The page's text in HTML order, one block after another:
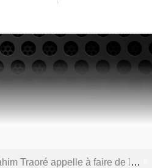
progressiste populaire le socle de la souveraineté nationale